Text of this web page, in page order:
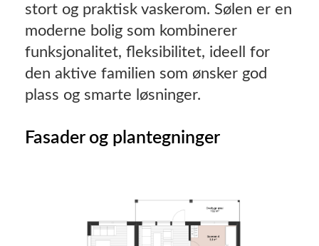
stort og praktisk vaskerom. Sølen er en
moderne bolig som kombinerer
funksjonalitet, fleksibilitet, ideell for
den aktive familien som ønsker god
plass og smarte løsninger.
Fasader og plantegninger